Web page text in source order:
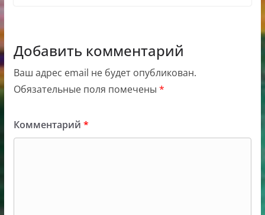
Добавить комментарий
Ваш адрес email не будет опубликован.
Обязательные поля помечены *
Комментарий *